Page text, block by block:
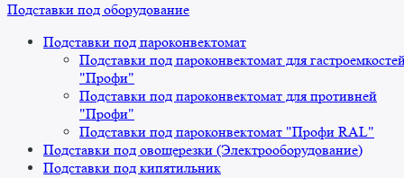
Подставки под оборудование
Подставки под пароконвектомат
Подставки под пароконвектомат для
"Профи"
Подставки под пароконвектомат для противней
"Профи"
Подставки под пароконвектомат "Профи RAL"
Подставки под овощерезки (Электрооборудование)
Подставки под кипятильник